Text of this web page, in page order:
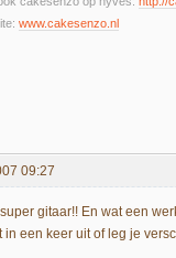
www.cakesenzo.nl
09:27
gitaar!! En wat een
in een keer uit of leg je